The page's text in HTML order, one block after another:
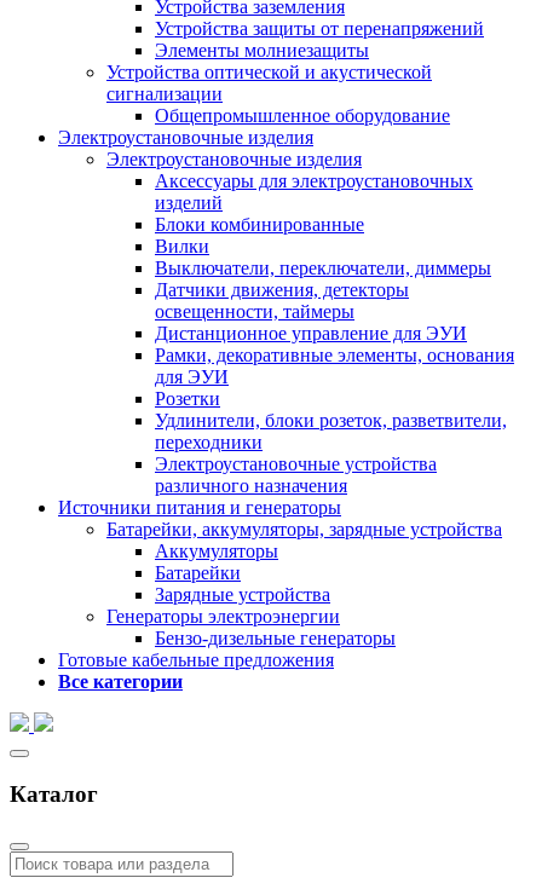
Устройства заземления
Устройства защиты от перенапряжений
Элементы молниезащиты
Устройства оптической и акустической
сигнализации
Общепромышленное оборудование
Электроустановочные изделия
Электроустановочные изделия
Аксессуары для электроустановочных
изделий
Блоки комбинированные
Вилки
Выключатели, переключатели, диммеры
Датчики движения, детекторы
освещенности, таймеры
Дистанционное управление для ЭУИ
Рамки, декоративные элементы, основания
для ЭУИ
Розетки
Удлинители, блоки розеток, разветвители,
переходники
Электроустановочные устройства
различного назначения
Источники питания и генераторы
Батарейки, аккумуляторы, зарядные устройства
Аккумуляторы
Батарейки
Зарядные устройства
Генераторы электроэнергии
Бензо-дизельные генераторы
Готовые кабельные предложения
Все категории
Каталог